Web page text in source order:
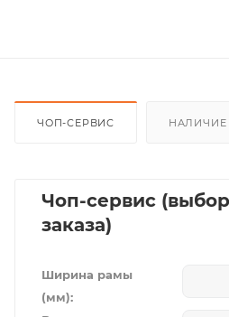
ЧОП-СЕРВИС НАЛИЧИЕ
Чоп-сервис
заказа)
Ширина рамы
(мм):